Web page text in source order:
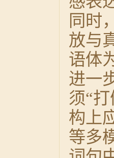
同时
放与
语体
进一
须“
构上
等多